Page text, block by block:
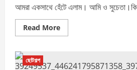
আমরা একসাথে হেঁটে এলাম। আমি ও
Read MoreRead
more
ছোটগল্প